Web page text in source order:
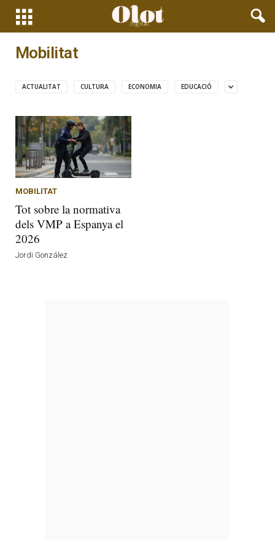
Mobilitat
ACTUALITAT CULTURA ECONOMIA EDUCACIÓ
MOBILITAT
Tot sobre la normativa
dels VMP a Espanya el
2026
Jordi González